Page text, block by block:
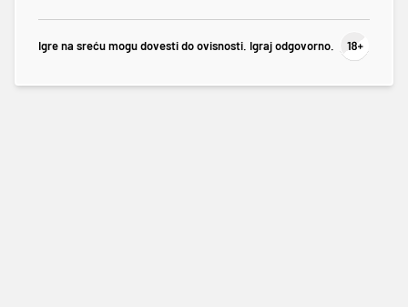
Igre na sreću mogu dovesti do ovisnosti. Igraj odgovorno.